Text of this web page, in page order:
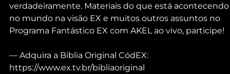
verdadeiramente. Materiais do que está
no mundo na visão EX e muitos outros assuntos no
Programa Fantástico EX com AKEL ao vivo, participe!
— Adquira a Bíblia Original CódEX:
https://www.ex.tv.br/bibliaoriginal